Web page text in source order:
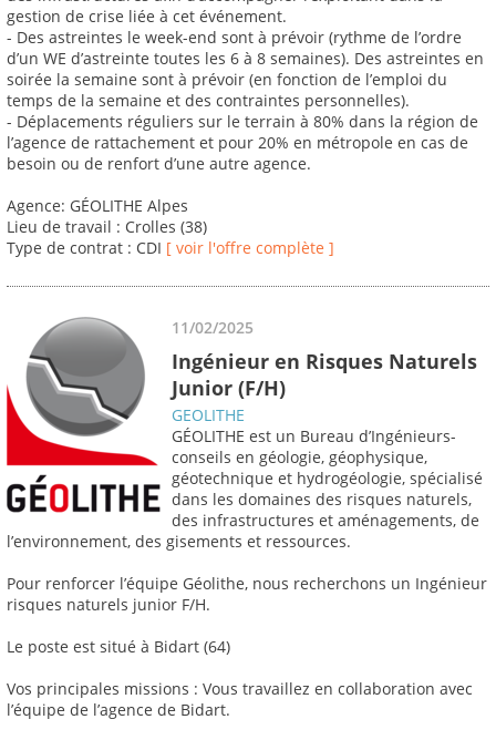
gestion de crise liée à cet événement.
- Des astreintes le week-end sont à prévoir (rythme de l’ordre
d’un WE d’astreinte toutes les 6 à 8 semaines). Des astreintes en
soirée la semaine sont à prévoir (en fonction de l’emploi du
temps de la semaine et des contraintes personnelles).
- Déplacements réguliers sur le terrain à 80% dans la région de
l’agence de rattachement et pour 20% en métropole en cas de
besoin ou de renfort d’une autre agence.
Agence: GÉOLITHE Alpes
Lieu de travail : Crolles (38)
Type de contrat : CDI [ voir l'offre complète ]
11/02/2025
Ingénieur en Risques Naturels
Junior (F/H)
GEOLITHE
GÉOLITHE est un Bureau d’Ingénieurs-
conseils en géologie, géophysique,
géotechnique et hydrogéologie, spécialisé
dans les domaines des risques naturels,
des infrastructures et aménagements, de
l’environnement, des gisements et ressources.
Pour renforcer l’équipe Géolithe, nous recherchons un Ingénieur
risques naturels junior F/H.
Le poste est situé à Bidart (64)
Vos principales missions : Vous travaillez en collaboration avec
l’équipe de l’agence de Bidart.